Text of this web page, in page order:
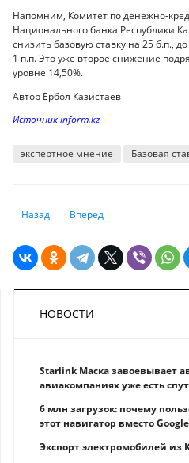
Напомним, Комитет по денежно-
Национального банка Республики
снизить базовую ставку на 25 б.п.,
1 п.п. Это уже второе снижение
уровне 14,50%.
Автор Ербол Казистаев
Источник inform.kz
экспертное мнение Базовая
Предыдущий: Российский рынок
Назад Следующий: Каким
Вперед
НОВОСТИ
Starlink Маска завоевывает
авиакомпаниях уже есть
6 млн загрузок: почему
этот навигатор вместо
Экспорт электромобилей из